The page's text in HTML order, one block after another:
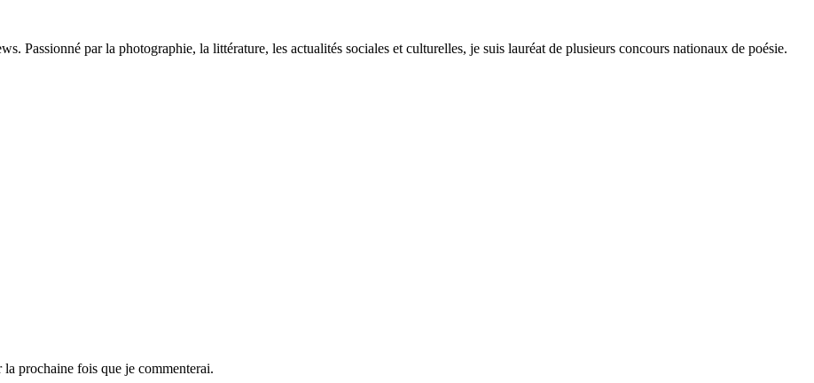
Passionné par la photographie, la littérature, les actualités sociales et culturelles, je suis lauréat de plusieurs concours nationaux de poésie.
prochaine fois que je commenterai.